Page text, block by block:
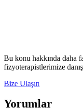
Bu konu hakkında daha
fizyoterapistlerimize
Bize Ulaşın
Yorumlar